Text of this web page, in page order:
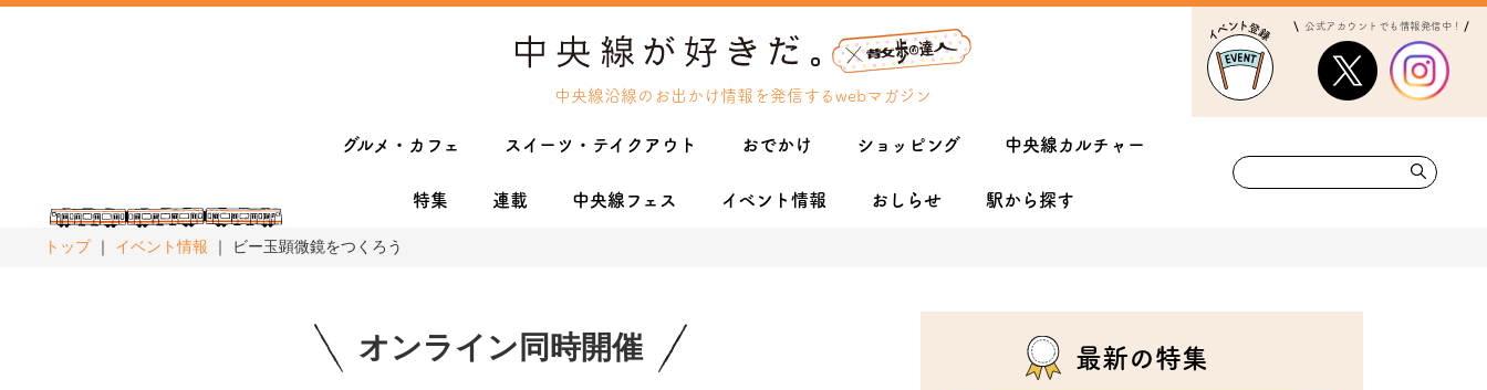
中央線沿線のお出かけ情報を発信するwebマガジン
公式アカウントでも情報発信中！
グルメ・カフェ スイーツ・テイクアウト おでかけ ショッピング 中央線カルチャー
特集 連載 中央線フェス イベント情報 おしらせ 駅から探す
トップ イベント情報 ビー玉顕微鏡をつくろう
オンライン同時開催 最新の特集